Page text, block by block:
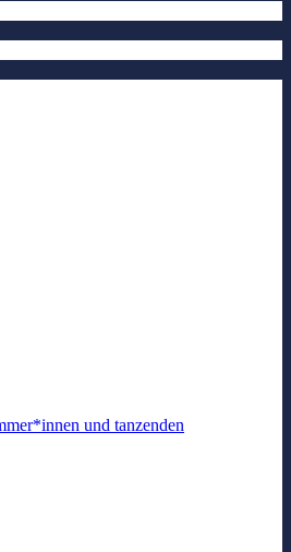
und tanzenden